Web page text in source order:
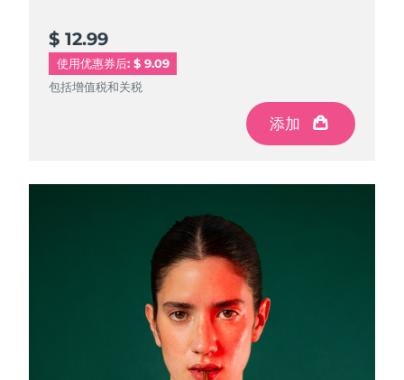
$ 12.99
使用优惠券后: $ 9.09
包括增值税和关税
添加
$ 44.9
包括增值税和关税
添加